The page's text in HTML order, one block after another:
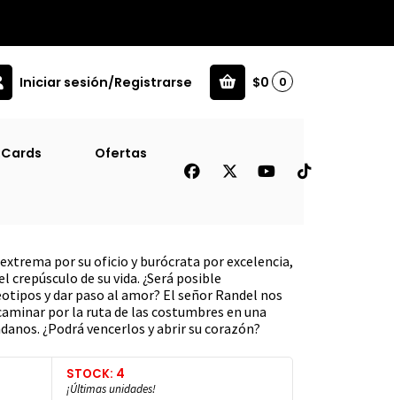
Iniciar sesión/Registrarse $0 0
Ofertas
El Crepusculo De La Vida
por su oficio y burócrata por excelencia,
crepúsculo de su vida. ¿Será posible
y dar paso al amor? El señor Randel nos
por la ruta de las costumbres en una
¿Podrá vencerlos y abrir su corazón?
STOCK: 4
¡Últimas unidades!